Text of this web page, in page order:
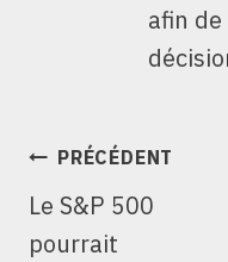
afin
NAVIGATION
L’ARTICLE
PRÉCÉDENT
Le S&P 500
pourrait